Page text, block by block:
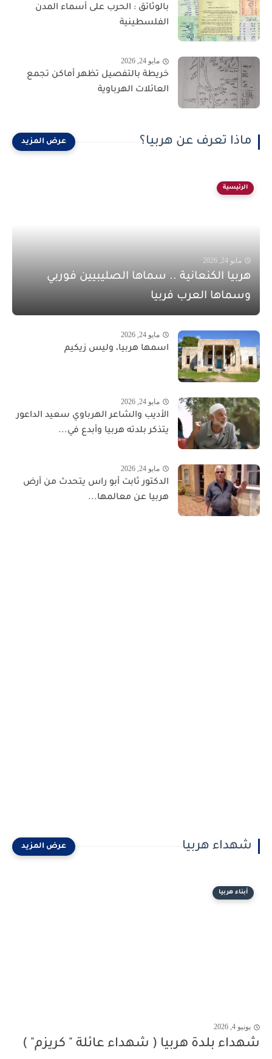
بالوثائق : الحرب على أسماء المدن
الفلسطينية
مايو 24, 2026
خريطة بالتفصيل تظهر أماكن تجمع
العائلات الهرباوية
ماذا تعرف عن هربيا؟
الرئيسية
مايو 24, 2026
هربيا الكنعانية .. سماها الصليبيين فوربي
وسماها العرب فربيا
مايو 24, 2026
اسمها هربيا، وليس زيكيم
مايو 24, 2026
الأديب والشاعر الهرباوي سعيد الداعور
يتذكر بلدته هربيا وأبدع في...
مايو 24, 2026
الدكتور ثابت أبو راس يتحدث من أرض
هربيا عن معالمها...
شهداء هربيا
أبناء هربيا
يونيو 4, 2026
شهداء بلدة هربيا ( شهداء عائلة " كريزم" )